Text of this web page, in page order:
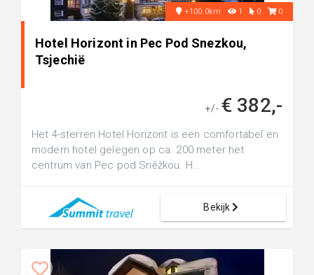
+100.0km 1 0 0
Hotel Horizont in Pec Pod Snezkou,
Tsjechië
+/- € 382,-
Het 4-sterren Hotel Horizont is een comfortabel en
modern hotel gelegen op ca. 200 meter het
centrum van Pec pod Sněžkou. H...
Bekijk